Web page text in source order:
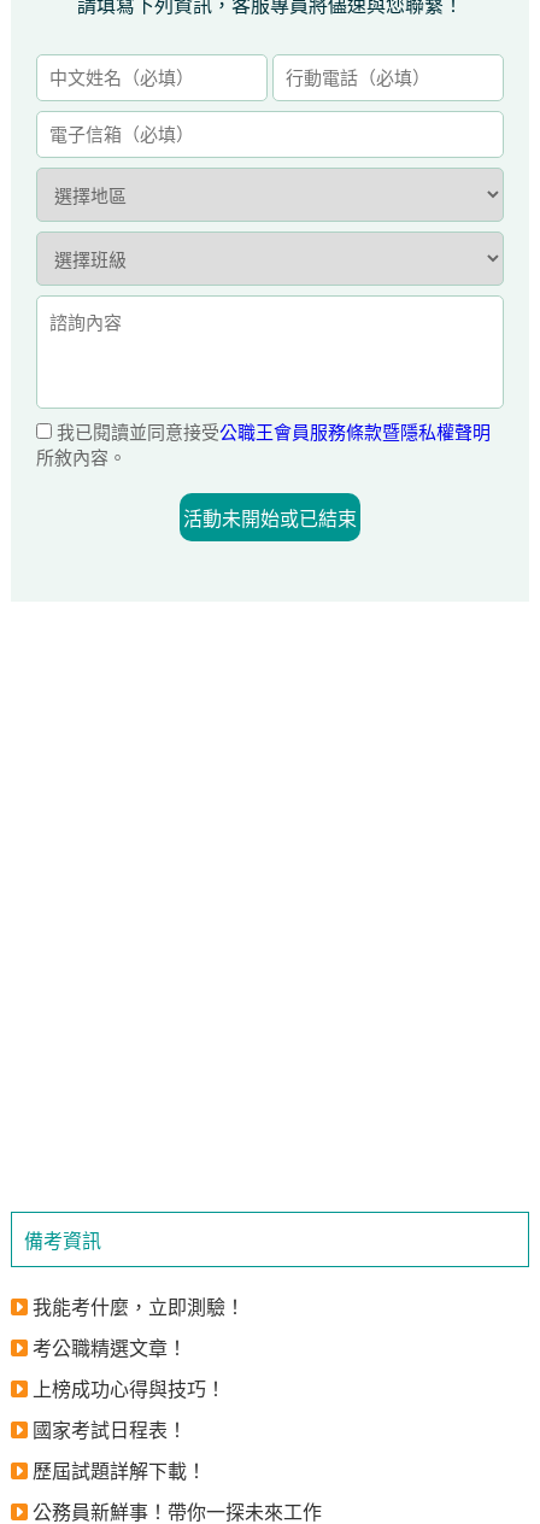
備考資訊
我能考什麼，立即測驗！
考公職精選文章！
上榜成功心得與技巧！
國家考試日程表！
歷屆試題詳解下載！
公務員新鮮事！帶你一探未來工作
請填寫下列資訊，客服專員將儘速與您聯繫！
我已閱讀並同意接受公職王會員服務條款暨隱私權聲明
所敘內容。
活動未開始或已結束